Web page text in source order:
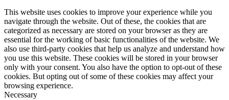
This website uses cookies to improve your experience while you
navigate through the website. Out of these, the cookies that are
categorized as necessary are stored on your browser as they are
essential for the working of basic functionalities of the website. We
also use third-party cookies that help us analyze and understand how
you use this website. These cookies will be stored in your browser
only with your consent. You also have the option to opt-out of these
cookies. But opting out of some of these cookies may affect your
browsing experience.
Necessary